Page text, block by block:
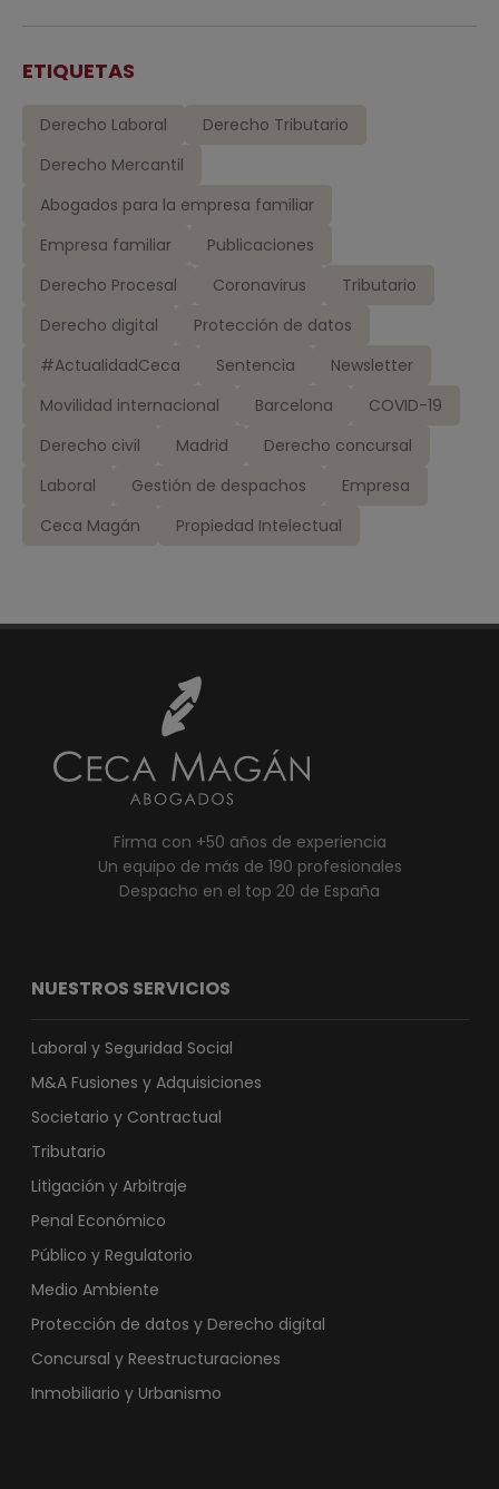
ETIQUETAS
Derecho Laboral
Derecho Tributario
Derecho Mercantil
Abogados para la empresa familiar
Empresa familiar
Publicaciones
Derecho Procesal
Coronavirus
Tributario
Derecho digital
Protección de datos
#ActualidadCeca
Sentencia
Newsletter
Movilidad internacional
Barcelona
COVID-19
Derecho civil
Madrid
Derecho concursal
Laboral
Gestión de despachos
Empresa
Ceca Magán
Propiedad Intelectual
Firma con +50 años de experiencia
Un equipo de más de 190 profesionales
Despacho en el top 20 de España
NUESTROS SERVICIOS
Laboral y Seguridad Social
M&A Fusiones y Adquisiciones
Societario y Contractual
Tributario
Litigación y Arbitraje
Penal Económico
Público y Regulatorio
Medio Ambiente
Protección de datos y Derecho digital
Concursal y Reestructuraciones
Inmobiliario y Urbanismo